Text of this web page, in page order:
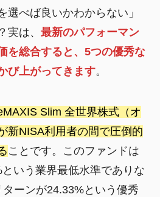
選べば良いかわからない」
実は、 最新のパフォーマン
を総合すると、5つの優秀な
び上がってきます。
Slim 全世界株式（オ
新NISA利用者の間で圧倒的
ことです。このファンドは
いう業界最低水準でありな
ーンが24.33%という優秀